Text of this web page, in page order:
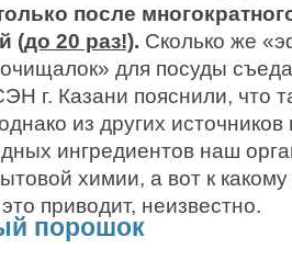
после
(до 20 раз!). Сколько же
для посуды
г. Казани пояснили, что
из других источников
ингредиентов наш
химии, а вот к
приводит, неизвестно.
порошок